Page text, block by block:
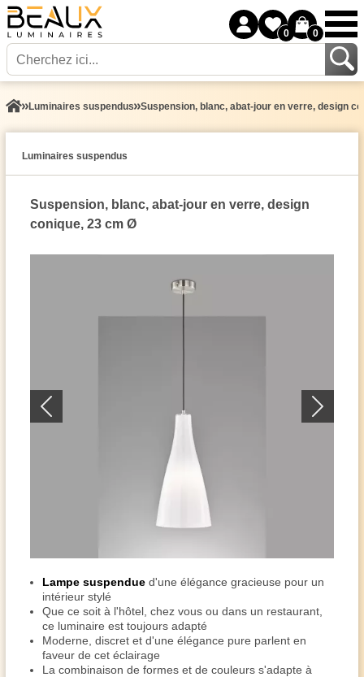
0 0
Luminaires suspendus Suspension, blanc, abat-jour en verre, design
Luminaires suspendus
Suspension, blanc, abat-jour en verre, design
conique, 23 cm Ø
Lampe suspendue d'une élégance gracieuse pour un
intérieur stylé
Que ce soit à l'hôtel, chez vous ou dans un restaurant,
ce luminaire est toujours adapté
Moderne, discret et d'une élégance pure parlent en
faveur de cet éclairage
La combinaison de formes et de couleurs s'adapte à